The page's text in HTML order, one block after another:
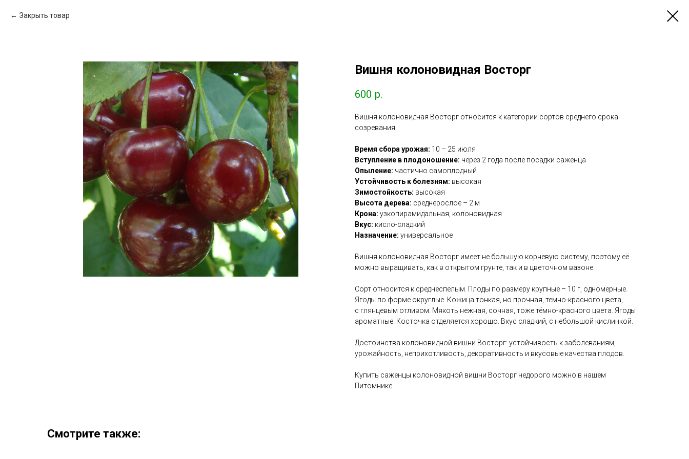
Закрыть товар
Вишня колоновидная Восторг
600 р.
Вишня колоновидная Восторг относится к категории сортов среднего срока
созревания.
Время сбора урожая: 10 – 25 июля
Вступление в плодоношение: через 2 года после посадки саженца
Опыление: частично самоплодный
Устойчивость к болезням: высокая
Зимостойкость: высокая
Высота дерева: среднерослое – 2 м
Крона: узкопирамидальная, колоновидная
Вкус: кисло-сладкий
Назначение: универсальное
Вишня колоновидная Восторг имеет не большую корневую систему, поэтому её
можно выращивать, как в открытом грунте, так и в цветочном вазоне.
Сорт относится к среднеспелым. Плоды по размеру крупные – 10 г, одномерные.
Ягоды по форме округлые. Кожица тонкая, но прочная, темно-красного цвета,
с глянцевым отливом. Мякоть нежная, сочная, тоже тёмно-красного цвета. Ягоды
ароматные. Косточка отделяется хорошо. Вкус сладкий, с небольшой кислинкой.
Достоинства колоновидной вишни Восторг: устойчивость к заболеваниям,
урожайность, неприхотливость, декоративность и вкусовые качества плодов.
Купить саженцы колоновидной вишни Восторг недорого можно в нашем
Питомнике.
Смотрите также: